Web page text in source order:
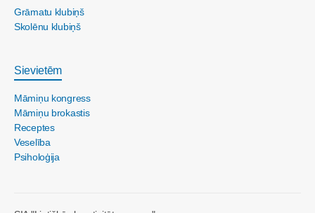
Grāmatu klubiņš
Skolēnu klubiņš
Sievietēm
Māmiņu kongress
Māmiņu brokastis
Receptes
Veselība
Psiholoģija